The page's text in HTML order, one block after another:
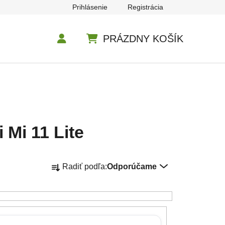
Prihlásenie Registrácia
PRÁZDNY KOŠÍK
Mi 11 Lite
Radiť podľa:Odporúčame